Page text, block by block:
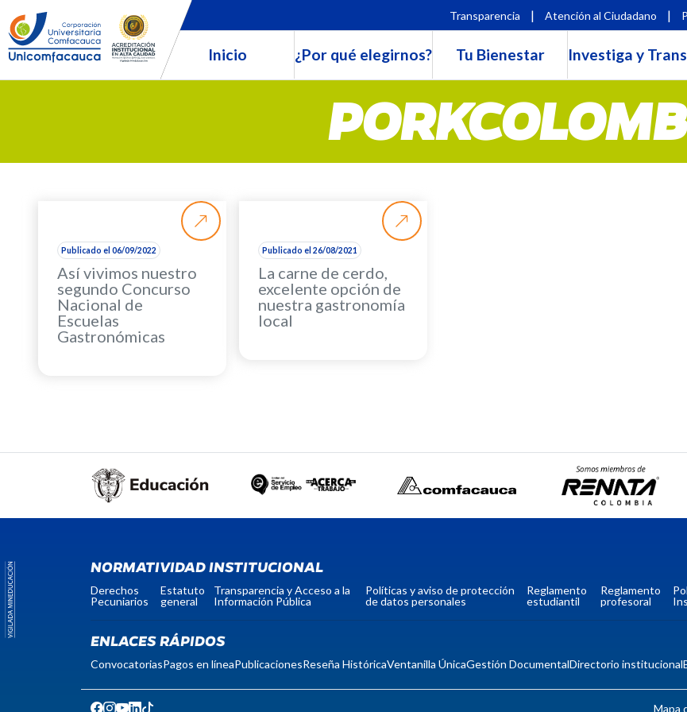
Transparencia | Atención al Ciudadano |
Inicio ¿Por qué elegirnos? Tu Bienestar Investiga y
Publicado el 06/09/2022
Así vivimos nuestro
segundo Concurso
Nacional de
Escuelas
Gastronómicas
Publicado el 26/08/2021
La carne de cerdo,
excelente opción de
nuestra gastronomía
local
NORMATIVIDAD INSTITUCIONAL
Derechos
Pecuniarios
Estatuto
general
Transparencia y Acceso a la
Información Pública
Políticas y aviso de protección
de datos personales
Reglamento
estudiantil
Reglamento
profesoral
ENLACES RÁPIDOS
ConvocatoriasPagos en líneaPublicacionesReseña HistóricaVentanilla ÚnicaGestión DocumentalDirectorio institucional
Mapa